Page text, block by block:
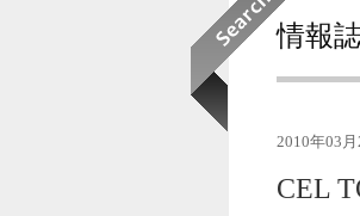
情報
2010年03月
CEL